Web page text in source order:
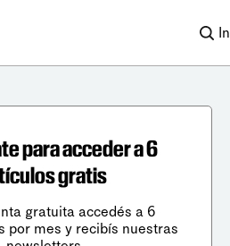
para acceder a 6
gratis
gratuita accedés a 6
por mes y recibís nuestras